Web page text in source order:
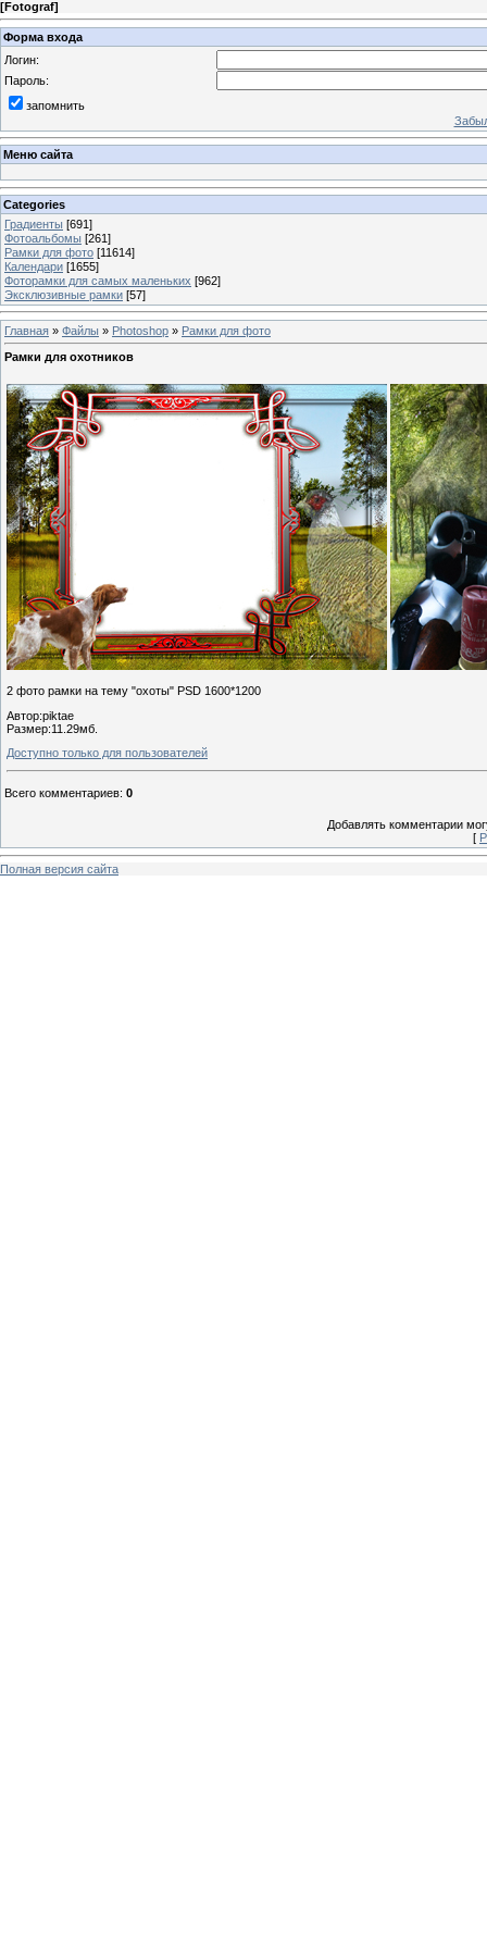
[Fotograf]
Форма входа
Логин:
Пароль:
запомнить
Меню сайта
Categories
Градиенты [691]
Фотоальбомы [261]
Рамки для фото [11614]
Календари [1655]
Фоторамки для самых маленьких [962]
Эксклюзивные рамки [57]
Главная » Файлы » Photoshop » Рамки для фото
Рамки для охотников
2 фото рамки на тему "охоты" PSD 1600*1200
Автор:piktae
Размер:11.29мб.
Доступно только для пользователей
Всего комментариев: 0
Добавлять комментарии
[
Полная версия сайта